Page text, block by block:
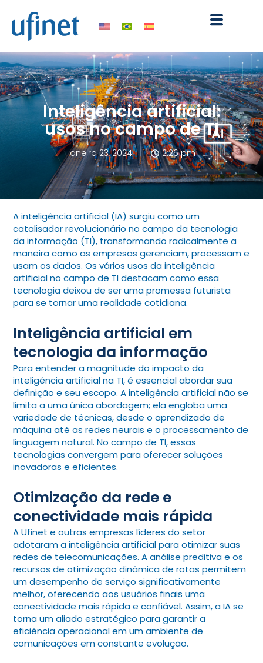
para
conteúdo
Inteligência artificial:
usos no campo de TI
janeiro 23, 2024 2:26 pm
A inteligência artificial (IA) surgiu como um
catalisador revolucionário no campo da tecnologia
da informação (TI), transformando radicalmente a
maneira como as empresas gerenciam, processam e
usam os dados. Os vários usos da inteligência
artificial no campo de TI destacam como essa
tecnologia deixou de ser uma promessa futurista
para se tornar uma realidade cotidiana.
Inteligência artificial em
tecnologia da informação
Para entender a magnitude do impacto da
inteligência artificial na TI, é essencial abordar sua
definição e seu escopo. A inteligência artificial não se
limita a uma única abordagem; ela engloba uma
variedade de técnicas, desde o aprendizado de
máquina até as redes neurais e o processamento de
linguagem natural. No campo de TI, essas
tecnologias convergem para oferecer soluções
inovadoras e eficientes.
Otimização da rede e
conectividade mais rápida
A Ufinet e outras empresas líderes do setor
adotaram a inteligência artificial para otimizar suas
redes de telecomunicações. A análise preditiva e os
recursos de otimização dinâmica de rotas permitem
um desempenho de serviço significativamente
melhor, oferecendo aos usuários finais uma
conectividade mais rápida e confiável. Assim, a IA se
torna um aliado estratégico para garantir a
eficiência operacional em um ambiente de
comunicações em constante evolução.